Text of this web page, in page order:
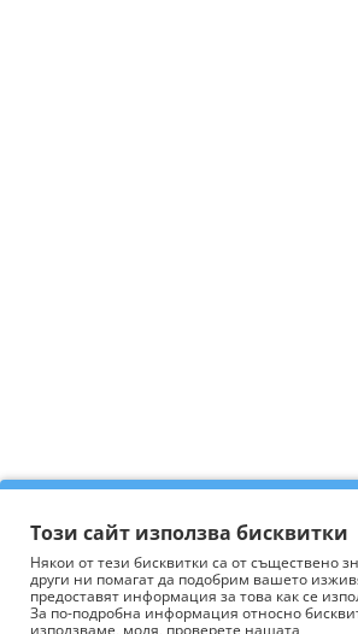
Този сайт използва бисквитки
Някои от тези бисквитки са от съществено
други ни помагат да подобрим вашето
предоставят информация за това как се
За по-подробна информация относно
използваме, моля, проверете нашата